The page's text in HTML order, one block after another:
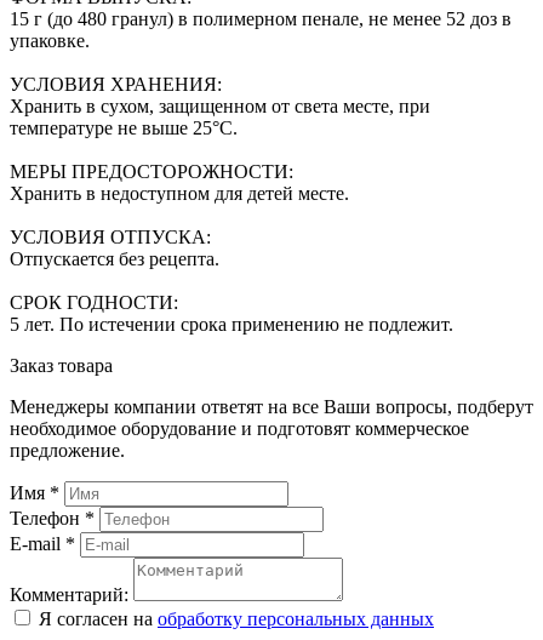
15 г (до 480 гранул) в полимерном пенале, не менее 52 доз в
упаковке.
УСЛОВИЯ ХРАНЕНИЯ:
Хранить в сухом, защищенном от света месте, при
температуре не выше 25°С.
МЕРЫ ПРЕДОСТОРОЖНОСТИ:
Хранить в недоступном для детей месте.
УСЛОВИЯ ОТПУСКА:
Отпускается без рецепта.
СРОК ГОДНОСТИ:
5 лет. По истечении срока применению не подлежит.
Заказ товара
Менеджеры компании ответят на все Ваши вопросы, подберут
необходимое оборудование и подготовят коммерческое
предложение.
Имя *
Телефон *
E-mail *
Комментарий:
Я согласен на обработку персональных данных